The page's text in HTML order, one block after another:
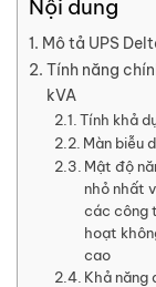
Nội dung
Mô tả UPS
Tính năng
kVA
Tính khả
Màn biễu
Mật độ
nhỏ nhất
các công
hoạt
cao
Khả năng